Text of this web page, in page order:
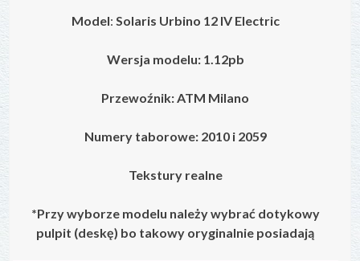
Model: Solaris Urbino 12 IV Electric
Wersja modelu: 1.12pb
Przewoźnik: ATM Milano
Numery taborowe: 2010 i 2059
Tekstury realne
*Przy wyborze modelu należy wybrać dotykowy
pulpit (deskę) bo takowy oryginalnie posiadają